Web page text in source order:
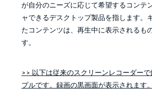
が自分のニーズに応じて希望するコンテ
ャできるデスクトップ製品を指します。
たコンテンツは、再生中に表示されるも
す。
>> 以下は従来のスクリーンレコーダー
プルです。録画の黒画面が表示されます。